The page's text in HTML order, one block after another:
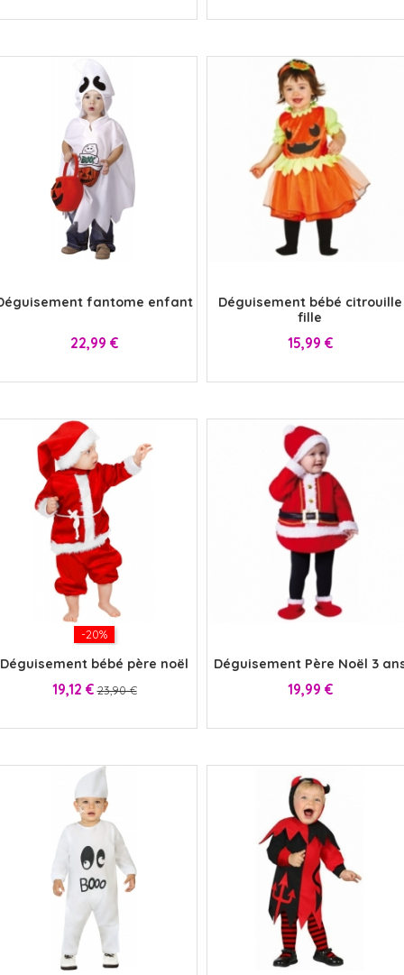
fantome enfant
Prix
22,99 €
Déguisement bébé citrouille
fille
Prix
15,99 €
-20%
Déguisement bébé père noël
Prix
19,12 € Prix
23,90 €
Déguisement Père Noël 3
Prix
19,99 €